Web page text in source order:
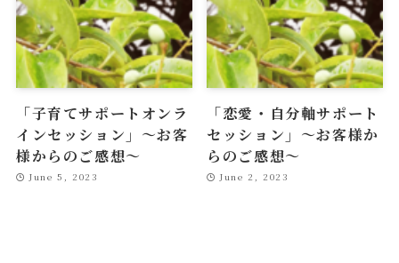
「子育てサポートオンラ
インセッション」～お客
様からのご感想～
June 5, 2023
「恋愛・自分軸サポート
セッション」～お客様か
らのご感想～
June 2, 2023